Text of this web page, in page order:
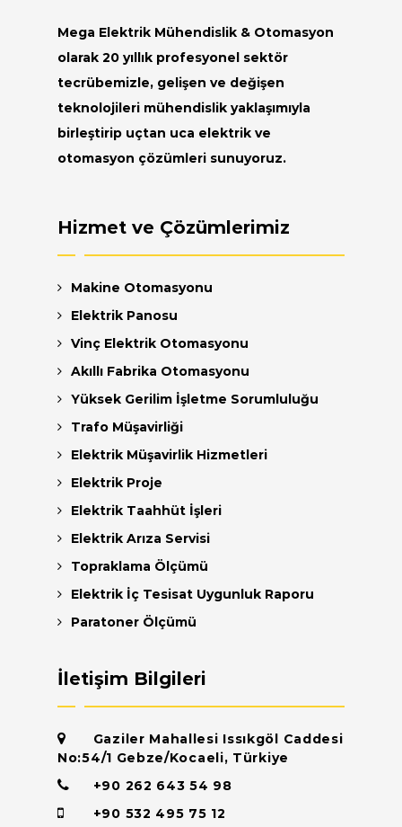
Mega Elektrik Mühendislik & Otomasyon
olarak 20 yıllık profesyonel sektör
tecrübemizle, gelişen ve değişen
teknolojileri mühendislik yaklaşımıyla
birleştirip uçtan uca elektrik ve
otomasyon çözümleri sunuyoruz.
Hizmet ve Çözümlerimiz
Makine Otomasyonu
Elektrik Panosu
Vinç Elektrik Otomasyonu
Akıllı Fabrika Otomasyonu
Yüksek Gerilim İşletme Sorumluluğu
Trafo Müşavirliği
Elektrik Müşavirlik Hizmetleri
Elektrik Proje
Elektrik Taahhüt İşleri
Elektrik Arıza Servisi
Topraklama Ölçümü
Elektrik İç Tesisat Uygunluk Raporu
Paratoner Ölçümü
İletişim Bilgileri
Gaziler Mahallesi Issıkgöl Caddesi
No:54/1 Gebze/Kocaeli, Türkiye
+90 262 643 54 98
+90 532 495 75 12